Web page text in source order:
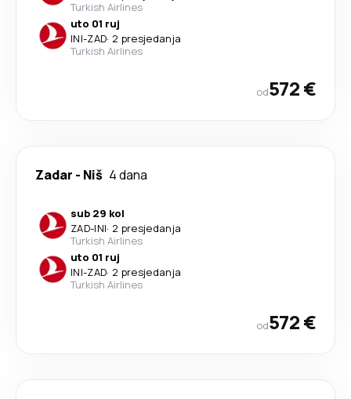
Turkish Airlines
uto 01 ruj
INI-ZAD· 2 presjedanja
Turkish Airlines
od572 €
Zadar - Niš 4 dana
sub 29 kol
ZAD-INI· 2 presjedanja
Turkish Airlines
uto 01 ruj
INI-ZAD· 2 presjedanja
Turkish Airlines
od572 €